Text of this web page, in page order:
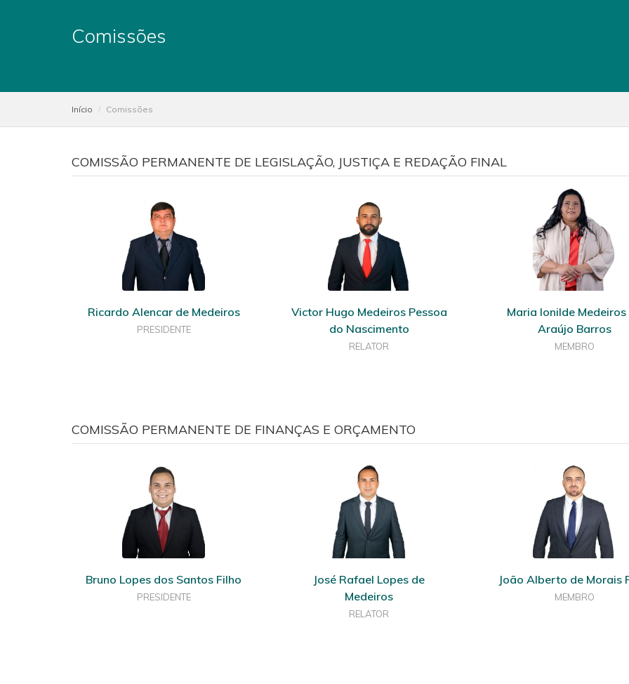
Comissões
Início Comissões
COMISSÃO PERMANENTE DE LEGISLAÇÃO, JUSTIÇA E REDAÇÃO FINAL
Ricardo Alencar de Medeiros
PRESIDENTE
Victor Hugo Medeiros Pessoa
do Nascimento
RELATOR
Maria Ionilde Medeiros
Araújo Barros
MEMBRO
COMISSÃO PERMANENTE DE FINANÇAS E ORÇAMENTO
Bruno Lopes dos Santos Filho
PRESIDENTE
José Rafael Lopes de
Medeiros
RELATOR
João Alberto de Morais
MEMBRO